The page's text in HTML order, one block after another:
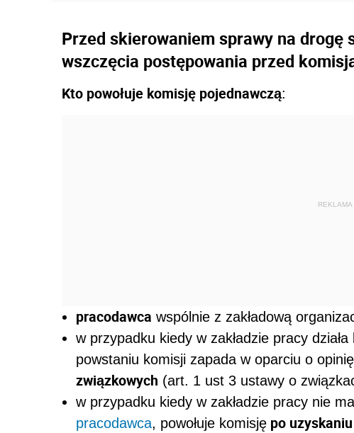
Przed skierowaniem sprawy na drogę
wszczęcia postępowania przed
Kto powołuje komisję pojednawczą:
REKLAMA
pracodawca wspólnie z zakładową
w przypadku kiedy w zakładzie pracy
powstaniu komisji zapada w oparciu o opinię
związkowych (art. 1 ust 3 ustawy o
w przypadku kiedy w zakładzie pracy nie
pracodawca, powołuje komisję po